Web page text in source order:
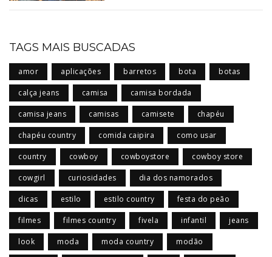
TAGS MAIS BUSCADAS
amor aplicações barretos bota botas
calça jeans camisa camisa bordada
camisa jeans camisas camisete chapéu
chapéu country comida caipira como usar
country cowboy cowboystore cowboy store
cowgirl curiosidades dia dos namorados
dicas estilo estilo country festa do peão
filmes filmes country fivela infantil jeans
look moda moda country modão